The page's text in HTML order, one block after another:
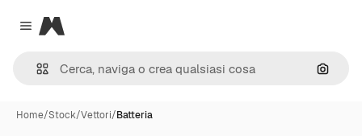
Close menu
Magnific
Cerca
Home/Stock/Vettori/Batteria